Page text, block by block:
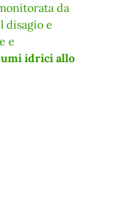
da
disagio e
e
idrici allo